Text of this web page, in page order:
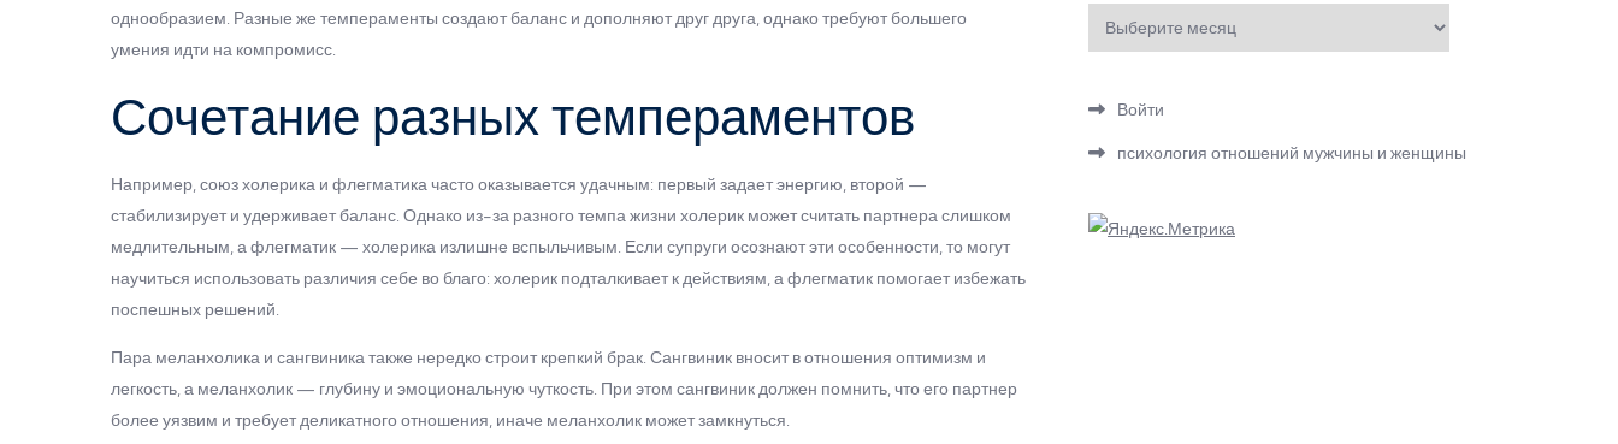
однообразием. Разные же темпераменты создают баланс и дополняют друг друга, однако требуют большего
умения идти на компромисс.
Сочетание разных темпераментов
Например, союз холерика и флегматика часто оказывается удачным: первый задает энергию, второй —
стабилизирует и удерживает баланс. Однако из-за разного темпа жизни холерик может считать партнера слишком
медлительным, а флегматик — холерика излишне вспыльчивым. Если супруги осознают эти особенности, то могут
научиться использовать различия себе во благо: холерик подталкивает к действиям, а флегматик помогает избежать
поспешных решений.
Пара меланхолика и сангвиника также нередко строит крепкий брак. Сангвиник вносит в отношения оптимизм и
легкость, а меланхолик — глубину и эмоциональную чуткость. При этом сангвиник должен помнить, что его партнер
более уязвим и требует деликатного отношения, иначе меланхолик может замкнуться.
Архивы
Войти
психология отношений мужчины и женщины